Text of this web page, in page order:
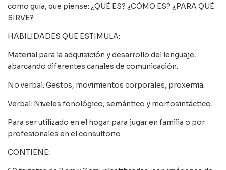
como guía, que piense: ¿QUÉ ES? ¿CÓMO ES? ¿PARA QUÉ
SIRVE?
HABILIDADES QUE ESTIMULA:
Material para la adquisición y desarrollo del lenguaje,
abarcando diferentes canales de comunicación.
No verbal: Gestos, movimientos corporales, proxemia.
Verbal: Niveles fonológico, semántico y morfosintáctico.
Para ser utilizado en el hogar para jugar en familia o por
profesionales en el consultorio
CONTIENE: